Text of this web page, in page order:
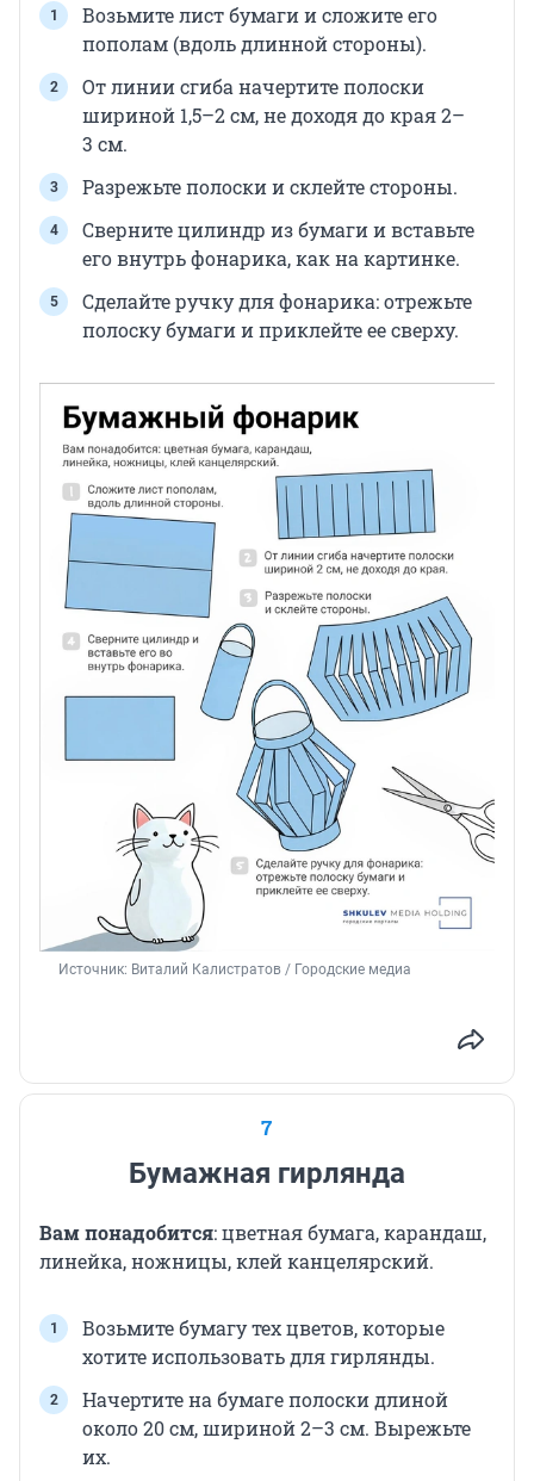
Возьмите лист бумаги и сложите его
пополам (вдоль длинной стороны).
От линии сгиба начертите полоски
шириной 1,5–2 см, не доходя до края 2–
3 см.
Разрежьте полоски и склейте стороны.
Сверните цилиндр из бумаги и вставьте
его внутрь фонарика, как на картинке.
Сделайте ручку для фонарика: отрежьте
полоску бумаги и приклейте ее сверху.
Источник: Виталий Калистратов / Городские медиа
7
Бумажная гирлянда
Вам понадобится: цветная бумага, карандаш,
линейка, ножницы, клей канцелярский.
Возьмите бумагу тех цветов, которые
хотите использовать для гирлянды.
Начертите на бумаге полоски длиной
около 20 см, шириной 2–3 см. Вырежьте
их.